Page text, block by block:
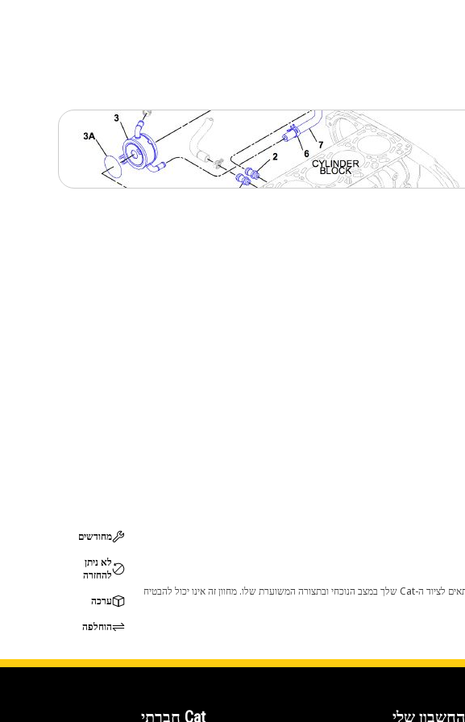
כל שינוי בתצורת היצרן עלול לגרום לכך שהמוצר לא יתאים לציוד ה-Cat שלך. אנא התייעץ עם סוכן ה-Cat שלך לפני הרכישה כדי לוודא שחלק זה מתאים לציוד ה-Cat שלך במצב הנוכחי ובתצורה המשוערת שלו. מחוון זה אינו יכול להבטיח
מחודשים
לא ניתן
להחזרה
ערכה
הוחלפה
החשבון שלי Cat חברתי